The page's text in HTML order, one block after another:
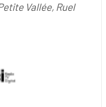
Vallée, Ruel